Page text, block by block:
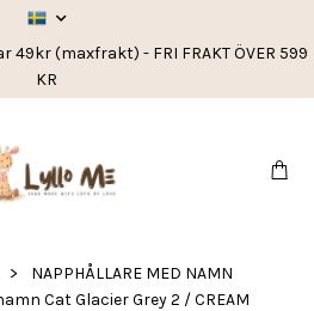
49kr (maxfrakt) - FRI FRAKT ÖVER 599
KR
NAPPHÅLLARE MED NAMN
Cat Glacier Grey 2 / CREAM